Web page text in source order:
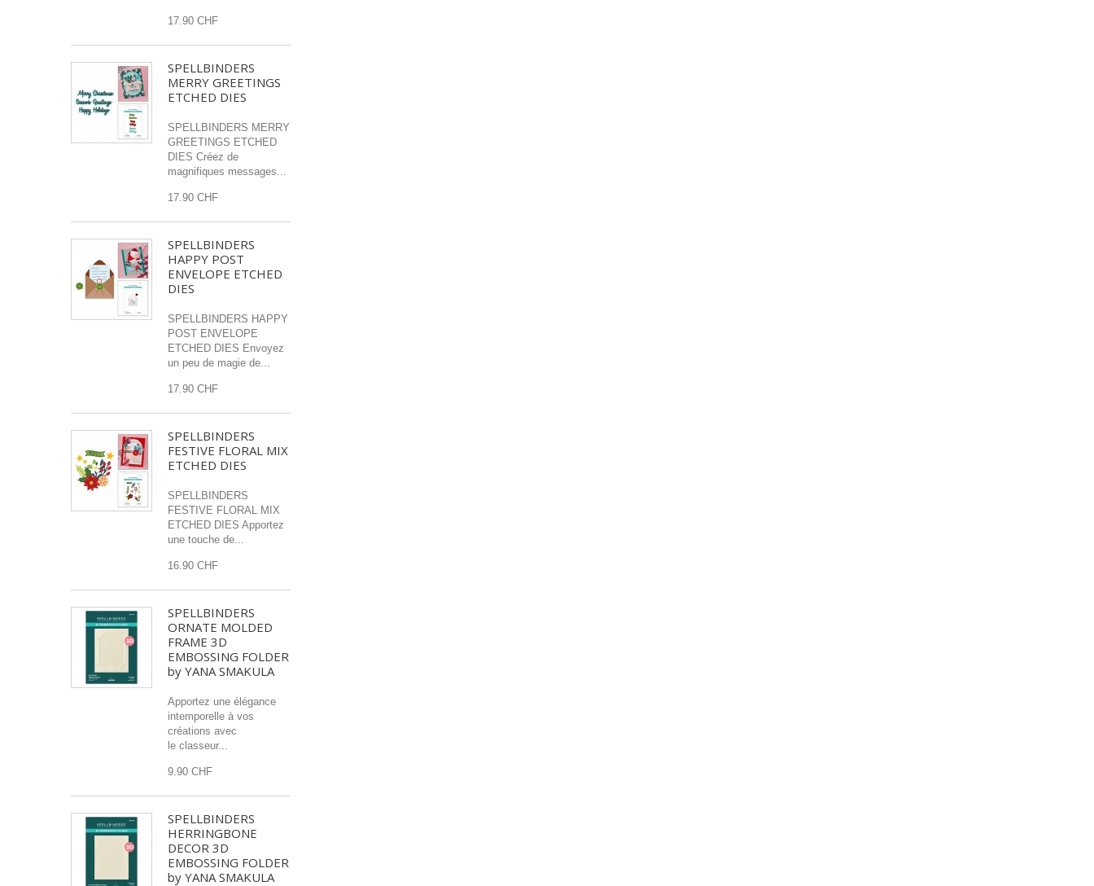
17.90 CHF
SPELLBINDERS
MERRY GREETINGS
ETCHED DIES
SPELLBINDERS MERRY
GREETINGS ETCHED
DIES Créez de
magnifiques messages...
17.90 CHF
SPELLBINDERS
HAPPY POST
ENVELOPE ETCHED
DIES
SPELLBINDERS HAPPY
POST ENVELOPE
ETCHED DIES Envoyez
un peu de magie de...
17.90 CHF
SPELLBINDERS
FESTIVE FLORAL MIX
ETCHED DIES
SPELLBINDERS
FESTIVE FLORAL MIX
ETCHED DIES Apportez
une touche de...
16.90 CHF
SPELLBINDERS
ORNATE MOLDED
FRAME 3D
EMBOSSING FOLDER
by YANA SMAKULA
Apportez une élégance
intemporelle à vos
créations avec
le classeur...
9.90 CHF
SPELLBINDERS
HERRINGBONE
DECOR 3D
EMBOSSING FOLDER
by YANA SMAKULA